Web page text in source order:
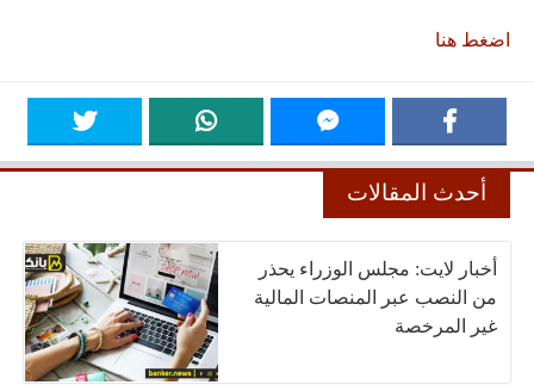
اضغط هنا
أحدث المقالات
أخبار لايت: مجلس الوزراء يحذر
من النصب عبر المنصات المالية
غير المرخصة